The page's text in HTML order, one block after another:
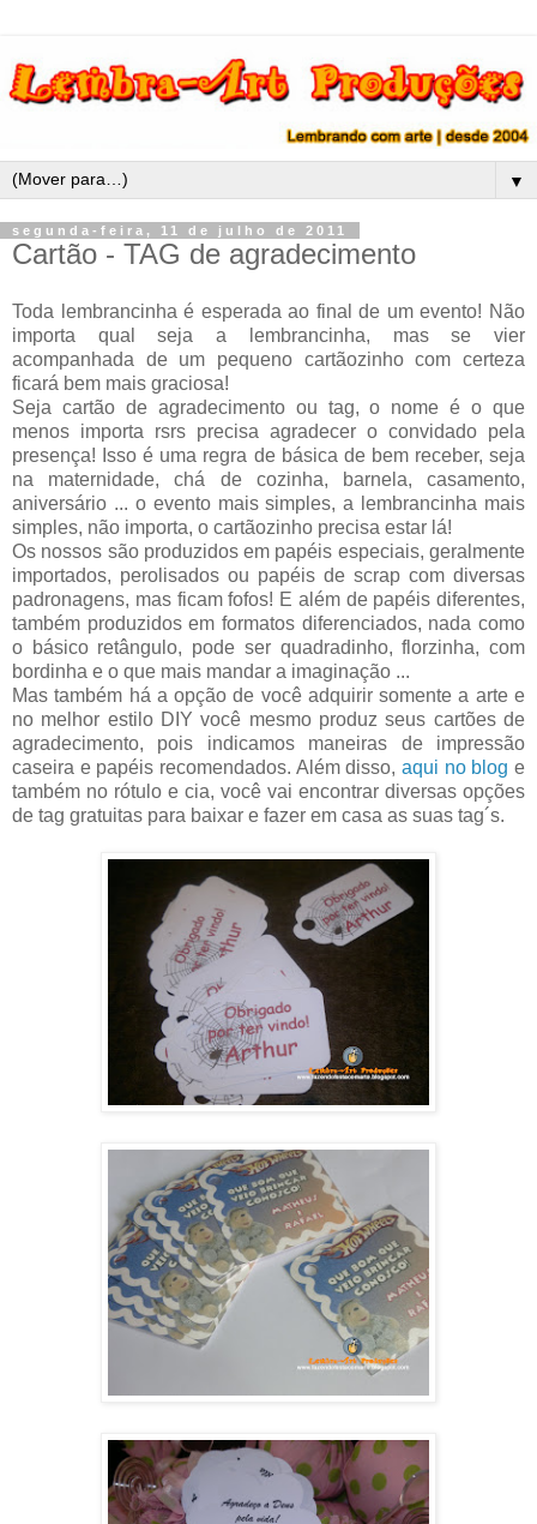
▼
segunda-feira, 11 de julho de 2011
Cartão - TAG de agradecimento
Toda lembrancinha é esperada ao final de um evento! Não
importa qual seja a lembrancinha, mas se vier
acompanhada de um pequeno cartãozinho com certeza
ficará bem mais graciosa!
Seja cartão de agradecimento ou tag, o nome é o que
menos importa rsrs precisa agradecer o convidado pela
presença! Isso é uma regra de básica de bem receber, seja
na maternidade, chá de cozinha, barnela, casamento,
aniversário ... o evento mais simples, a lembrancinha mais
simples, não importa, o cartãozinho precisa estar lá!
Os nossos são produzidos em papéis especiais, geralmente
importados, perolisados ou papéis de scrap com diversas
padronagens, mas ficam fofos! E além de papéis diferentes,
também produzidos em formatos diferenciados, nada como
o básico retângulo, pode ser quadradinho, florzinha, com
bordinha e o que mais mandar a imaginação ...
Mas também há a opção de você adquirir somente a arte e
no melhor estilo DIY você mesmo produz seus cartões de
agradecimento, pois indicamos maneiras de impressão
caseira e papéis recomendados. Além disso, aqui no blog e
também no rótulo e cia, você vai encontrar diversas opções
de tag gratuitas para baixar e fazer em casa as suas tag´s.